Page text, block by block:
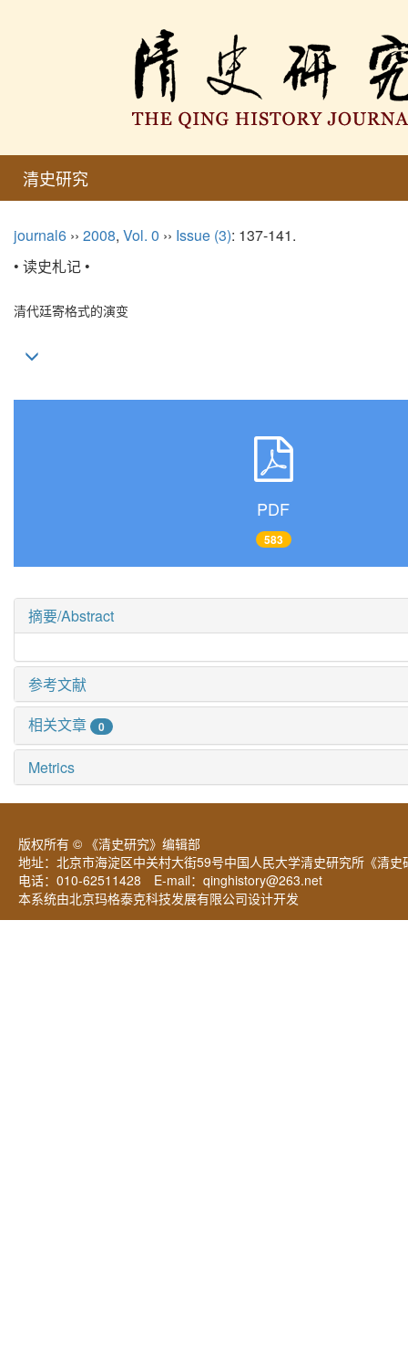
清史研究
journal6 ›› 2008, Vol. 0 ›› Issue (3): 137-141.
• 读史札记 •
清代廷寄格式的演变
PDF
583
摘要/Abstract
参考文献
相关文章
0
Metrics
版权所有 © 《清史研究》编辑部
地址：北京市海淀区中关村大街59号中国人民大学清史研究所《
电话：010-62511428 E-mail： qinghistory@263.net
本系统由北京玛格泰克科技发展有限公司设计开发